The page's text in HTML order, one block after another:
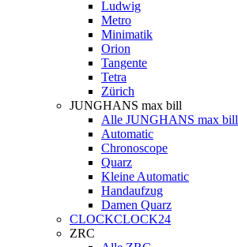
Ludwig
Metro
Minimatik
Orion
Tangente
Tetra
Zürich
JUNGHANS max bill
Alle JUNGHANS max bill
Automatic
Chronoscope
Quarz
Kleine Automatic
Handaufzug
Damen Quarz
CLOCKCLOCK24
ZRC